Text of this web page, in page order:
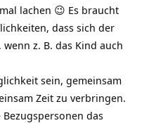
lachen 😉 Es braucht
dass sich der
z. B. das Kind auch
sein, gemeinsam
Zeit zu verbringen.
das